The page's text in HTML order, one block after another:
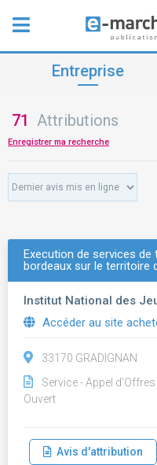
Entreprise
71 Attributions
Enregistrer ma recherche
Execution de services
bordeaux sur le territoire
Institut National des
Accéder au site
33170 GRADIGNAN
Service - Appel d'Offres
Ouvert
Avis d'attribution